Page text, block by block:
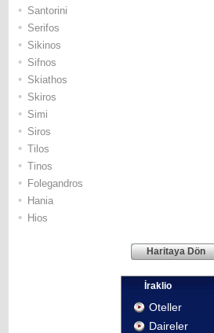
• Santorini
• Serifos
• Sikinos
• Sifnos
• Skiathos
• Skiros
• Simi
• Siros
• Tilos
• Τinos
• Folegandros
• Hania
• Hios
Haritaya Dön
İraklio
Oteller
Daireler